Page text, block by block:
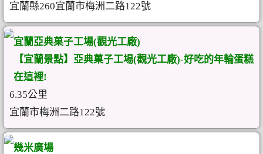
宜蘭縣260宜蘭市梅洲二路122號
宜蘭亞典菓子工場(觀光工廠)
【宜蘭景點】亞典菓子工場(觀光工廠)-好吃的年輪蛋糕
在這裡!
6.35公里
宜蘭市梅洲二路122號
幾米廣場